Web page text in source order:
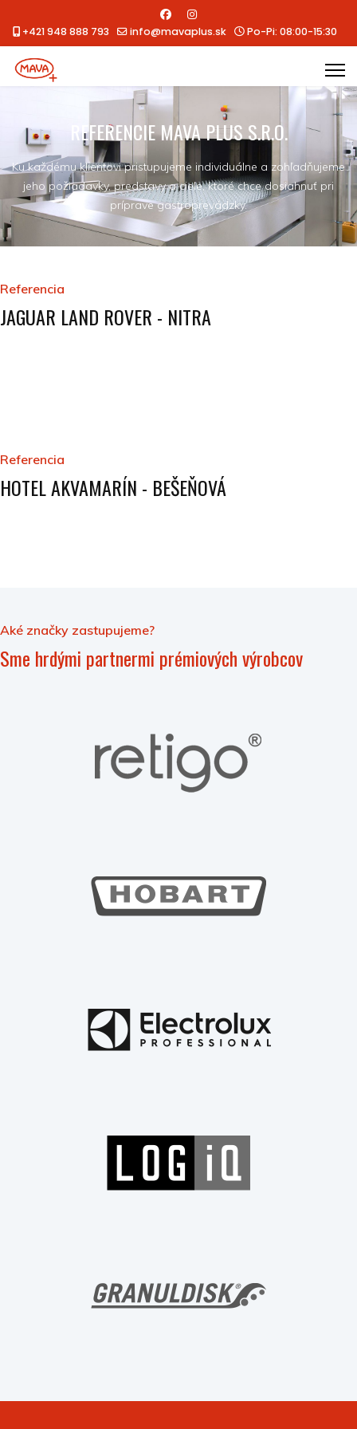
+421 948 888 793 info@mavaplus.sk Po-Pi: 08:00-15:30
REFERENCIE MAVA PLUS S.R.O.
Ku každému klientovi pristupujeme individuálne a zohľadňujeme
jeho požiadavky, predstavy a ciele, ktoré chce dosiahnuť pri
príprave gastroprevádzky.
Referencia
JAGUAR LAND ROVER - NITRA
Referencia
HOTEL AKVAMARÍN - BEŠEŇOVÁ
Aké značky zastupujeme?
Sme hrdými partnermi prémiových výrobcov